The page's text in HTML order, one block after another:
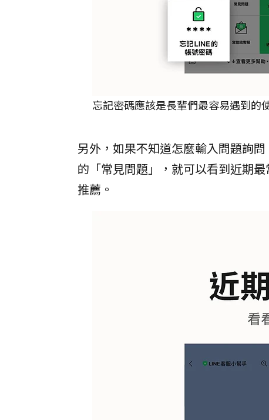
忘記密碼應該是長輩們最容易遇到的
另外，如果不知道怎麼輸入問題詢
的「常見問題」，就可以看到近期
推薦。